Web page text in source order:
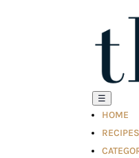
☰
HOME
RECIPES